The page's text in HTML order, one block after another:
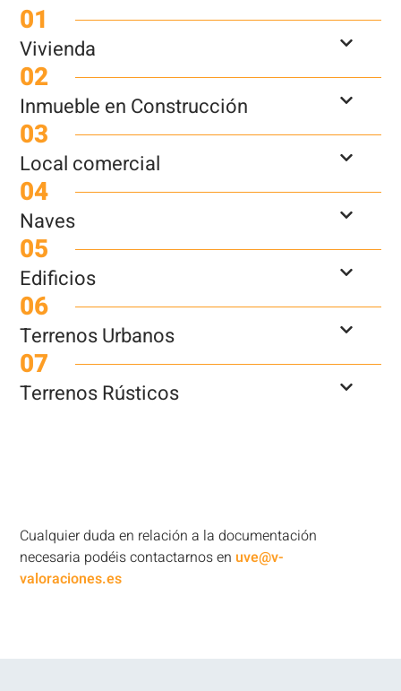
01
Vivienda
02
Inmueble en Construcción
03
Local comercial
04
Naves
05
Edificios
06
Terrenos Urbanos
07
Terrenos Rústicos
Cualquier duda en relación a la documentación
necesaria podéis contactarnos enuve@v-
valoraciones.es